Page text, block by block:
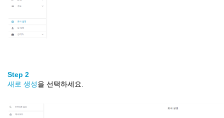
Step 2
새로 생성을 선택하세요